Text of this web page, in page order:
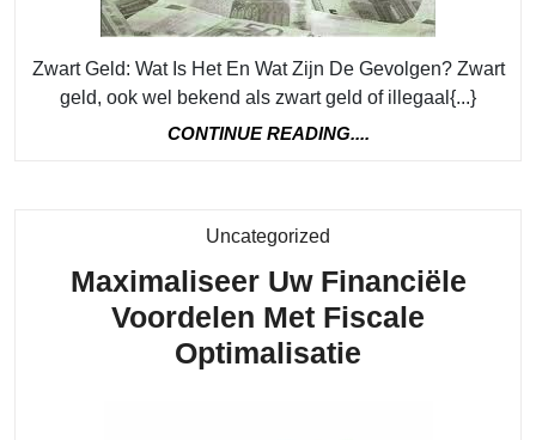
Zwart Geld: Wat Is Het En Wat Zijn De Gevolgen? Zwart
geld, ook wel bekend als zwart geld of illegaal{...}
CONTINUE READING....
Uncategorized
Maximaliseer Uw Financiële
Voordelen Met Fiscale
Optimalisatie